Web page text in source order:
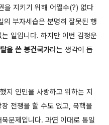
을 지키기 위해 어쩔수(?) 없다
의 부자세습은 분명히 잘못된 행
일입니다. 하지만 이번 김정운
을 쓴 봉건국가라는 생각이 듭
지 인민을 사랑하고 위하는 지
전쟁을 할 수도 없고, 북핵을
문제입니다. 과연 이대로 통일